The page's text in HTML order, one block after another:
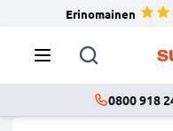
Erinomainen
0800 918